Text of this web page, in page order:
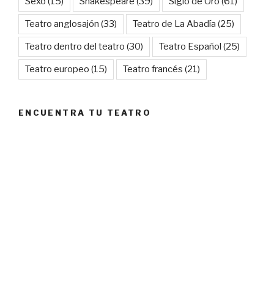
Teatro anglosajón (33) Teatro de La Abadía (25)
Teatro dentro del teatro (30) Teatro Español (25)
Teatro europeo (15) Teatro francés (21)
ENCUENTRA TU TEATRO